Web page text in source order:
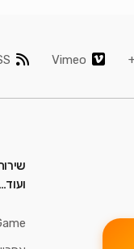
Vimeo